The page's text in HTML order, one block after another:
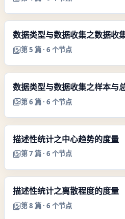
数据类型与数据收集之数据收
第5 篇 · 6 个节点
数据类型与数据收集之样本与
第6 篇 · 6 个节点
描述性统计之中心趋势的度量
第7 篇 · 6 个节点
描述性统计之离散程度的度量
第8 篇 · 6 个节点